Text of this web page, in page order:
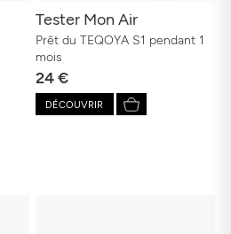
Tester Mon Air
Prêt du TEQOYA S1 pendant 1
mois
24 €
DÉCOUVRIR